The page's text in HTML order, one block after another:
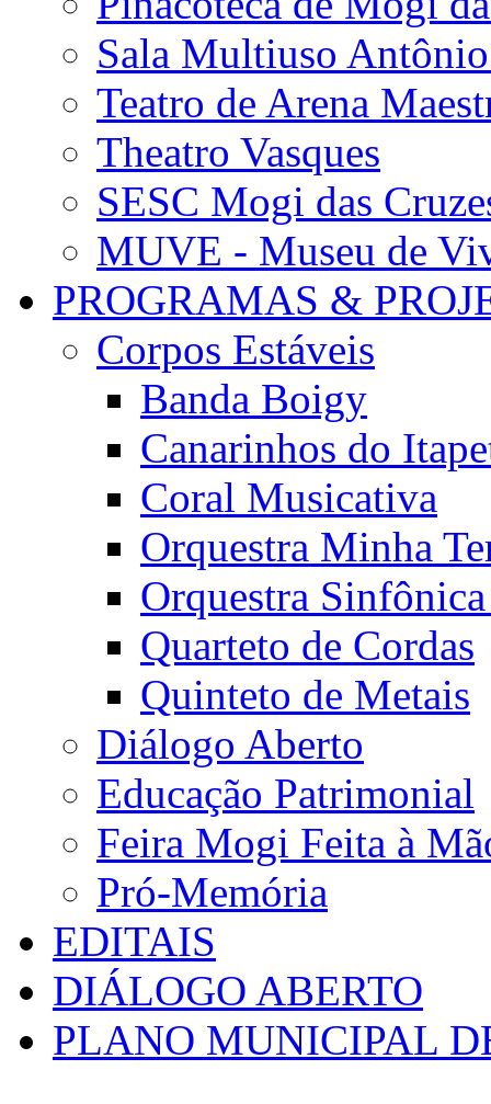
Sala Multiuso
Teatro de Arena
Theatro Vasques
SESC Mogi das
MUVE - Museu de
PROGRAMAS &
Corpos Estáveis
Banda Boigy
Canarinhos do
Coral Musicativa
Orquestra Minha
Orquestra
Quarteto de Cordas
Quinteto de Metais
Diálogo Aberto
Educação Patrimonial
Feira Mogi Feita à
Pró-Memória
EDITAIS
DIÁLOGO ABERTO
PLANO MUNICIPAL